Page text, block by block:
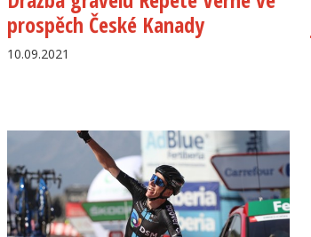
prospěch České Kanady
10.09.2021